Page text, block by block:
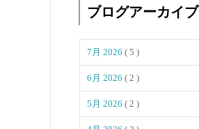
ブログアーカイブ
7月 2026 ( 5 )
6月 2026 ( 2 )
5月 2026 ( 2 )